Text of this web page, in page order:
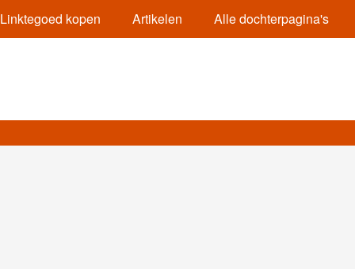
Linktegoed kopen Artikelen Alle dochterpagina's